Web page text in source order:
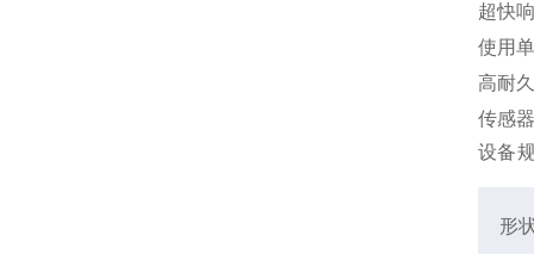
超快
使用
高耐
传感
设备
形